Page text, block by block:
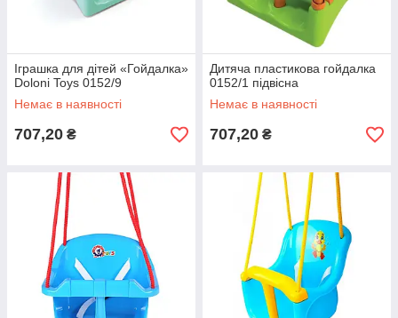
Іграшка для дітей «Гойдалка»
Doloni Toys 0152/9
Немає в наявності
707,20 ₴
Дитяча пластикова гойдалка
0152/1 підвісна
Немає в наявності
707,20 ₴